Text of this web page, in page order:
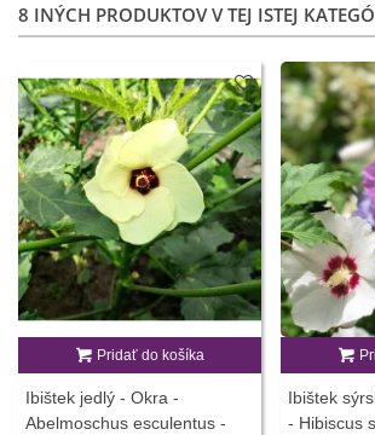
8 INÝCH PRODUKTOV V TEJ ISTEJ
Pridať do košíka
Ibištek jedlý - Okra -
Abelmoschus esculentus -
Ibištek
- Hibiscus